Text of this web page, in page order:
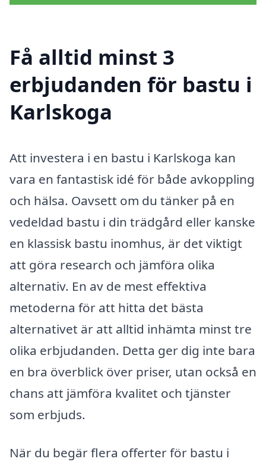
Få alltid minst 3
erbjudanden för bastu i
Karlskoga
Att investera i en bastu i Karlskoga kan
vara en fantastisk idé för både avkoppling
och hälsa. Oavsett om du tänker på en
vedeldad bastu i din trädgård eller kanske
en klassisk bastu inomhus, är det viktigt
att göra research och jämföra olika
alternativ. En av de mest effektiva
metoderna för att hitta det bästa
alternativet är att alltid inhämta minst tre
olika erbjudanden. Detta ger dig inte bara
en bra överblick över priser, utan också en
chans att jämföra kvalitet och tjänster
som erbjuds.
När du begär flera offerter för bastu i